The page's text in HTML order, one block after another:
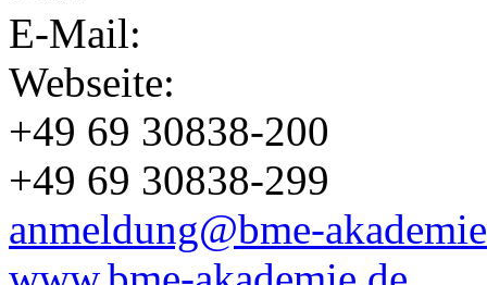
E-Mail:
Webseite:
+49 69 30838-200
+49 69 30838-299
anmeldung@bme-